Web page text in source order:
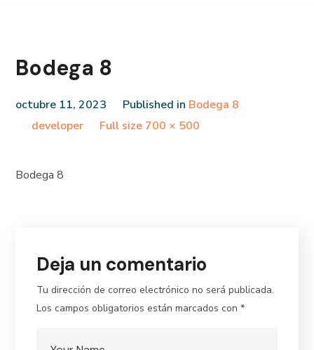
Bodega 8
octubre 11, 2023 Published in Bodega 8
developer
Full
Full size 700 × 500
Bodega 8
Deja un comentario
Tu dirección de correo electrónico no será publicada.
Los campos obligatorios están marcados con*